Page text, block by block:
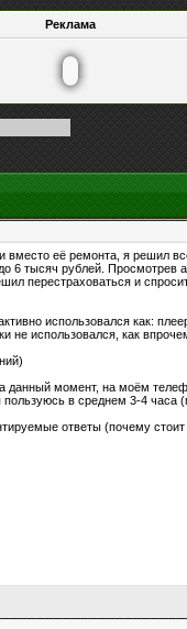
Реклама
вместо её ремонта, я
6 тысяч рублей. Просмотрев
перестраховаться и
использовался как:
не использовался, как
момент, на моём
в среднем 3-4 часа
ответы (почему стоит